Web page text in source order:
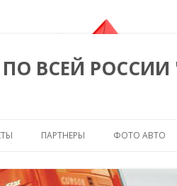
ВСЕЙ
ПАРТНЕРЫ ФОТО АВТО